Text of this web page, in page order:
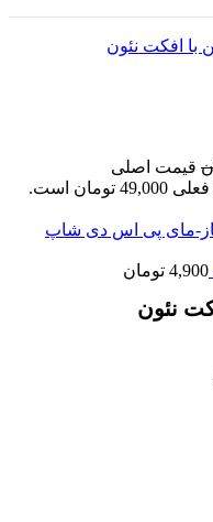
قیمت اصلی
تومان است.
4,900 تومان
نئون